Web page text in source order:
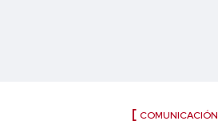
COMUNICACIÓN